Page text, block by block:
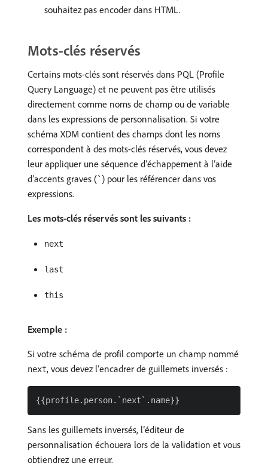
souhaitez pas encoder dans HTML.
Mots-clés réservés
Certains mots-clés sont réservés dans PQL (Profile
Query Language) et ne peuvent pas être utilisés
directement comme noms de champ ou de variable
dans les expressions de personnalisation. Si votre
schéma XDM contient des champs dont les noms
correspondent à des mots-clés réservés, vous devez
leur appliquer une séquence d’échappement à l’aide
d’accents graves (`) pour les référencer dans vos
expressions.
Les mots-clés réservés sont les suivants :
next
last
this
Exemple :
Si votre schéma de profil comporte un champ nommé
next, vous devez l’encadrer de guillemets inversés :
Sans les guillemets inversés, l’éditeur de
personnalisation échouera lors de la validation et vous
obtiendrez une erreur.